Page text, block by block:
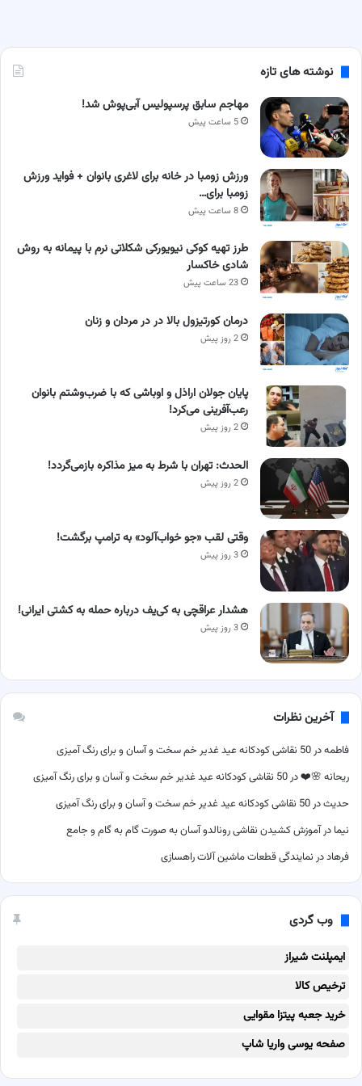
نوشته های تازه
مهاجم سابق پرسپولیس آبی‌پوش شد!
5 ساعت پیش
ورزش زومبا در خانه برای لاغری بانوان + فواید ورزش
زومبا برای…
8 ساعت پیش
طرز تهیه کوکی نیویورکی شکلاتی نرم با پیمانه به روش
شادی خاکسار
23 ساعت پیش
درمان کورتیزول بالا در در مردان و زنان
2 روز پیش
پایان جولان اراذل و اوباشی که با ضرب‌وشتم بانوان
رعب‌آفرینی می‌کرد!
2 روز پیش
الحدث: تهران با شرط به میز مذاکره بازمی‌گردد!
2 روز پیش
وقتی لقب «جو خواب‌آلود» به ترامپ برگشت!
3 روز پیش
هشدار عراقچی به کی‌یف درباره حمله به کشتی ایرانی!
3 روز پیش
آخرین نظرات
فاطمهدر 50 نقاشی کودکانه عید غدیر خم سخت و آسان و برای رنگ آمیزی
ریحانه 🌸❤️در 50 نقاشی کودکانه عید غدیر خم سخت و آسان و برای رنگ آمیزی
حدیثدر 50 نقاشی کودکانه عید غدیر خم سخت و آسان و برای رنگ آمیزی
نیما درآموزش کشیدن نقاشی رونالدو آسان به صورت گام به گام و جامع
فرهاددر نمایندگی قطعات ماشین آلات راهسازی
وب گردی
ایمپلنت شیراز
ترخیص کالا
خرید جعبه پیتزا مقوایی
صفحه یوسی واریا شاپ